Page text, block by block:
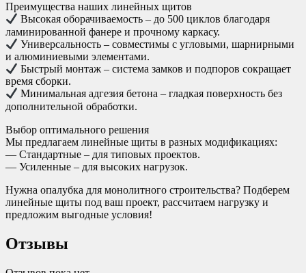
Преимущества наших линейных щитов
Высокая оборачиваемость – до 500 циклов благодаря
ламинированной фанере и прочному каркасу.
Универсальность – совместимы с угловыми, шарнирными
и алюминиевыми элементами.
Быстрый монтаж – система замков и подпоров сокращает
время сборки.
Минимальная адгезия бетона – гладкая поверхность без
дополнительной обработки.
Выбор оптимального решения
Мы предлагаем линейные щиты в разных модификациях:
— Стандартные – для типовых проектов.
— Усиленные – для высоких нагрузок.
Нужна опалубка для монолитного строительства? Подберем
линейные щиты под ваш проект, рассчитаем нагрузку и
предложим выгодные условия!
Отзывы